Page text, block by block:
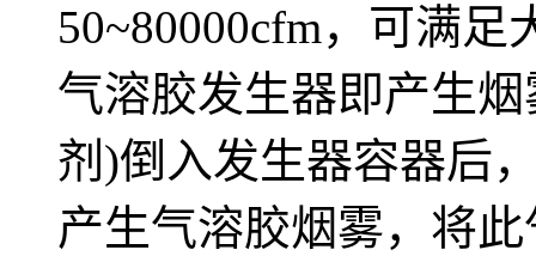
50~80000cfm，可满
气溶胶发生器即产生
剂)倒入发生器容器后
产生气溶胶烟雾，将